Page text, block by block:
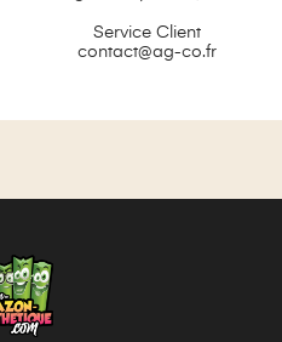
Service Client
contact@ag-co.fr